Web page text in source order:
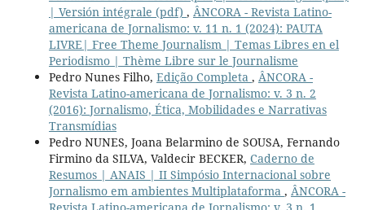
| Versión intégrale (pdf) , ÂNCORA - Revista Latino-
americana de Jornalismo: v. 11 n. 1 (2024): PAUTA
LIVRE| Free Theme Journalism | Temas Libres en el
Periodismo | Thème Libre sur le Journalisme
Pedro Nunes Filho, Edição Completa , ÂNCORA -
Revista Latino-americana de Jornalismo: v. 3 n. 2
(2016): Jornalismo, Ética, Mobilidades e Narrativas
Transmídias
Pedro NUNES, Joana Belarmino de SOUSA, Fernando
Firmino da SILVA, Valdecir BECKER, Caderno de
Resumos | ANAIS | II Simpósio Internacional sobre
Jornalismo em ambientes Multiplataforma , ÂNCORA -
Revista Latino-americana de Jornalismo: v. 3 n. 1